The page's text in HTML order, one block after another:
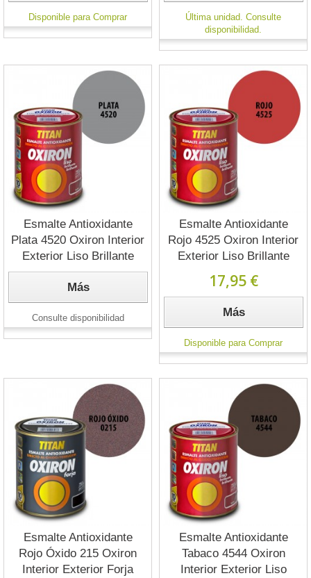
Disponible para Comprar
Última unidad. Consulte
disponibilidad.
Esmalte Antioxidante
Plata 4520 Oxiron Interior
Exterior Liso Brillante
Más
Consulte disponibilidad
Esmalte Antioxidante
Rojo 4525 Oxiron Interior
Exterior Liso Brillante
17,95 €
Más
Disponible para Comprar
Esmalte Antioxidante
Rojo Óxido 215 Oxiron
Interior Exterior Forja
Esmalte Antioxidante
Tabaco 4544 Oxiron
Interior Exterior Liso